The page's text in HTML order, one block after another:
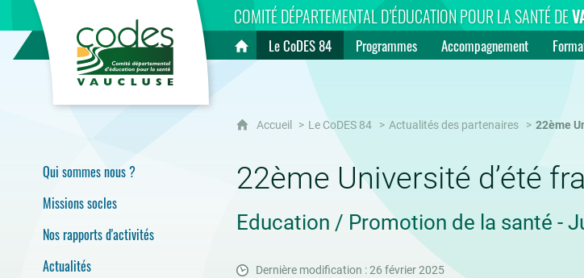
COMITÉ DÉPARTEMENTAL D’ÉDUCATION POUR LA SANTÉ DE
Accueil
Le CoDES 84 Programmes Accompagnement
Qui sommes nous ?
Missions socles
Nos rapports d'activités
Actualités
Accueil Le CoDES 84 Actualités des partenaires 22ème
22ème Université d’été
Education / Promotion de la santé -
Dernière modification : 26 février 2025